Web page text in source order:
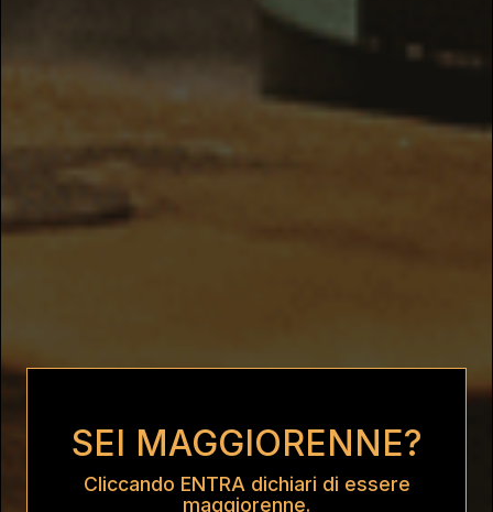
SEI MAGGIORENNE?
Cliccando ENTRA dichiari di essere
maggiorenne.